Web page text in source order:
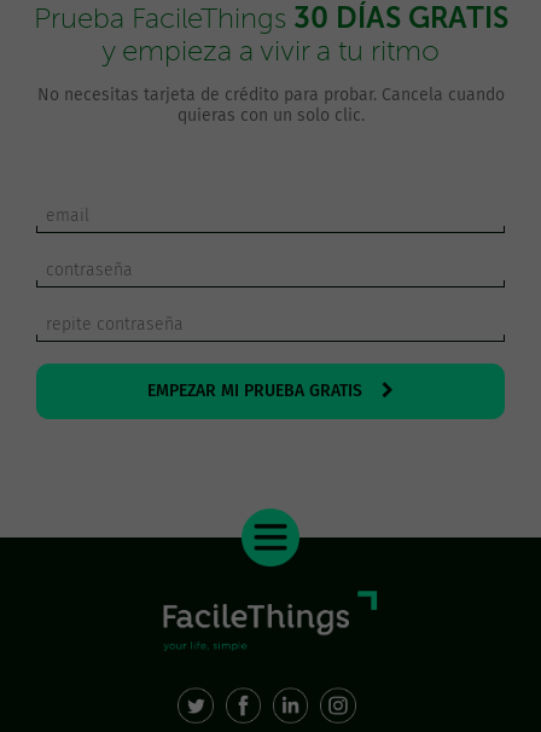
Prueba FacileThings 30 DÍAS GRATIS
y empieza a vivir a tu ritmo
No necesitas tarjeta de crédito para probar. Cancela cuando
quieras con un solo clic.